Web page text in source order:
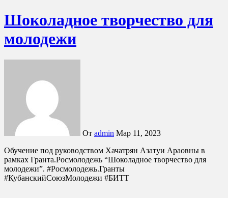
Шоколадное творчество для
молодежи
От admin Мар 11, 2023
Обучение под руководством Хачатрян Азатуи Араовны в
рамках Гранта.Росмолодежь “Шоколадное творчество для
молодежи”. #Росмолодежь.Гранты
#КубанскийСоюзМолодежи #БИТТ